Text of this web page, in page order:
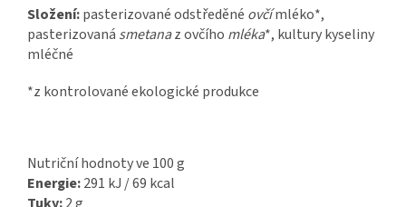
Složení:pasterizované odstředěné ovčímléko*,
pasterizovaná smetanaz ovčího mléka*, kultury kyseliny
mléčné
*z kontrolované ekologické produkce
Nutriční hodnoty ve 100 g
Energie:291 kJ / 69 kcal